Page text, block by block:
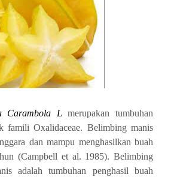
Carambola L merupakan tumbuhan
famili Oxalidaceae. Belimbing manis
dan mampu menghasilkan buah
(Campbell et al. 1985). Belimbing
adalah tumbuhan penghasil buah